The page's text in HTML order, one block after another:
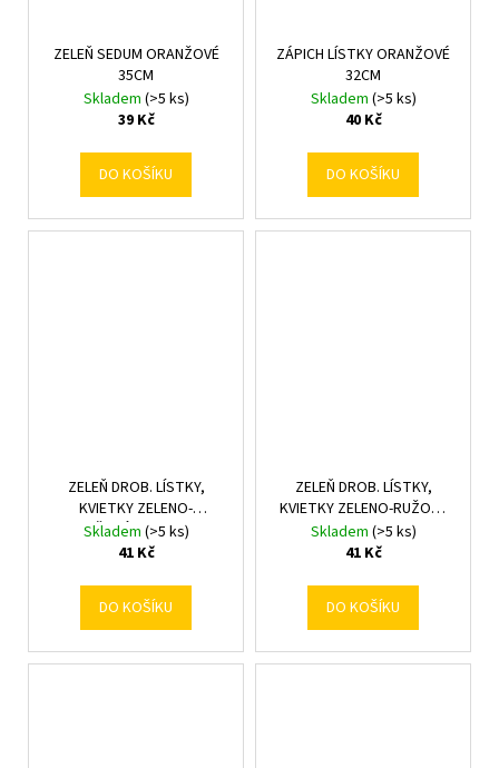
ZELEŇ SEDUM ORANŽOVÉ
35CM
Skladem (>5 ks)
39 Kč
DO KOŠÍKU
ZÁPICH LÍSTKY ORANŽOVÉ
32CM
Skladem (>5 ks)
40 Kč
DO KOŠÍKU
ZELEŇ DROB. LÍSTKY,
KVIETKY ZELENO-
ORANŽOVÝ METAL 37cm
Skladem (>5 ks)
41 Kč
DO KOŠÍKU
ZELEŇ DROB. LÍSTKY,
KVIETKY ZELENO-RUŽOVÝ
METAL 37cm
Skladem (>5 ks)
41 Kč
DO KOŠÍKU